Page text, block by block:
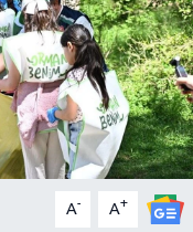
A- A+